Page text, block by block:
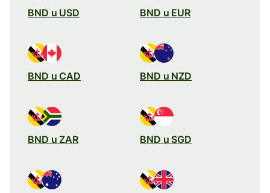
BND u USD BND u EUR
BND u CAD BND u NZD
BND u ZAR BND u SGD